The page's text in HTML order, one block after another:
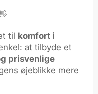
til komfort i
at tilbyde et
prisvenlige
øjeblikke mere